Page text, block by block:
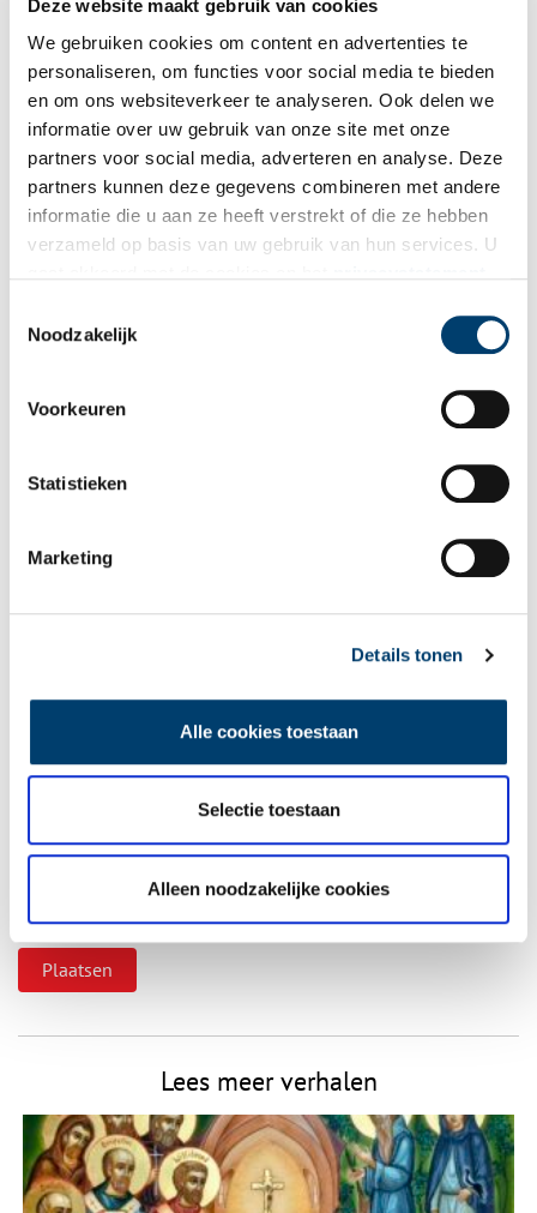
Deze website maakt gebruik van cookies
We gebruiken cookies om content en advertenties te
personaliseren, om functies voor social media te bieden
en om ons websiteverkeer te analyseren. Ook delen we
informatie over uw gebruik van onze site met onze
partners voor social media, adverteren en analyse. Deze
partners kunnen deze gegevens combineren met andere
informatie die u aan ze heeft verstrekt of die ze hebben
verzameld op basis van uw gebruik van hun services. U
Noodzakelijk
Voorkeuren
Statistieken
Marketing
Details tonen
Alle cookies toestaan
Selectie toestaan
Alleen noodzakelijke cookies
Publicatiedatum: 19/03/2025
Ontvang de nieuwsbrief
Wilt u op de hoogte blijven van de mooiste verhalen en het
laatste erfgoednieuws? Schrijf u dan nu in voor onze
Bij inschrijving gaat u akkoord met ons
Aanvullingen
gepubliceerd.
E-mail*
Vink dit aan als u op de hoogte gehouden wil worden.
Lees meer verhalen